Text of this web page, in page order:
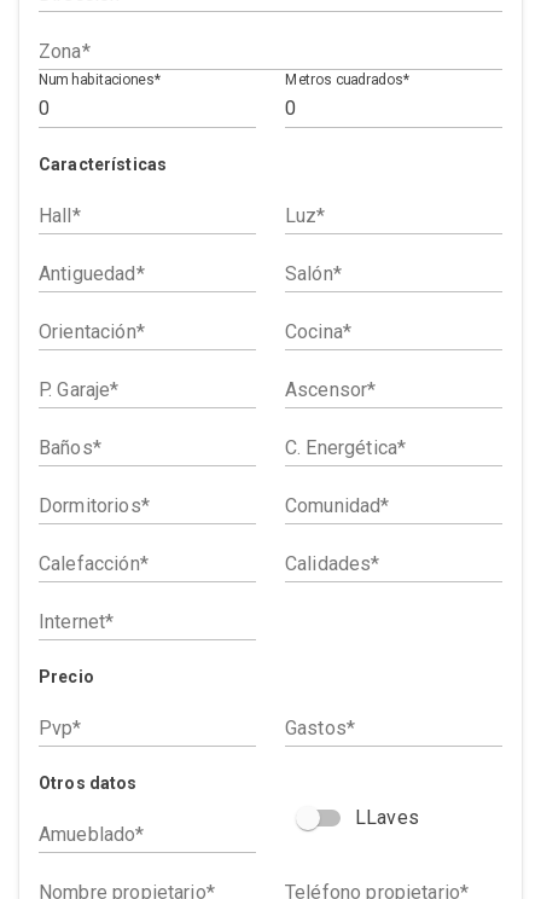
Zona
Num habitaciones Metros cuadrados
Características
Hall Luz
Antiguedad Salón
Orientación Cocina
P. Garaje Ascensor
Baños C. Energética
Dormitorios Comunidad
Calefacción Calidades
Internet
Precio
Pvp Gastos
Otros datos
Amueblado
LLaves
Nombre propietario Teléfono propietario